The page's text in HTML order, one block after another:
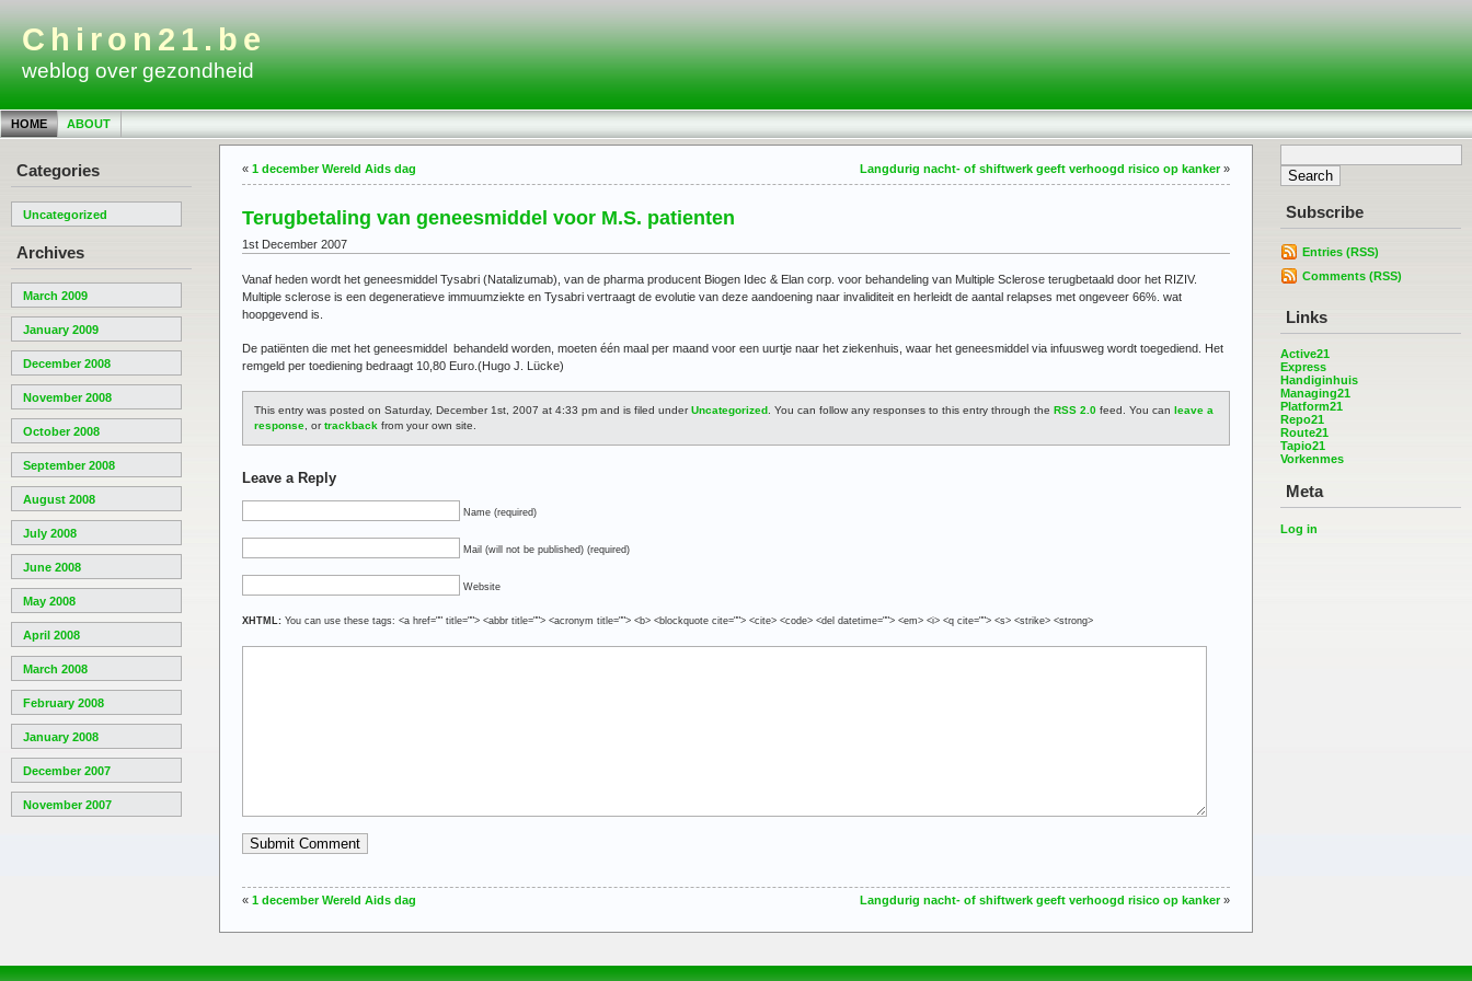
Chiron21.be
weblog over gezondheid
HOME ABOUT
Categories
Uncategorized
Archives
March 2009
January 2009
December 2008
November 2008
October 2008
September 2008
August 2008
July 2008
June 2008
May 2008
April 2008
March 2008
February 2008
January 2008
December 2007
November 2007
Subscribe
Entries (RSS)
Comments (RSS)
Links
Active21
Express
Handiginhuis
Managing21
Platform21
Repo21
Route21
Tapio21
Vorkenmes
Meta
Log in
« 1 december Wereld Aids dag Langdurig nacht- of shiftwerk geeft verhoogd risico op kanker»
Terugbetaling van geneesmiddel voor M.S. patienten
1st December 2007
Vanaf heden wordt het geneesmiddel Tysabri (Natalizumab), van de pharma producent Biogen Idec & Elan corp. voor behandeling van Multiple Sclerose terugbetaald door het RIZIV.
Multiple sclerose is een degeneratieve immuumziekte en Tysabri vertraagt de evolutie van deze aandoening naar invaliditeit en herleidt de aantal relapses met ongeveer 66%. wat
hoopgevend is.
De patiënten die met het geneesmiddel behandeld worden, moeten één maal per maand voor een uurtje naar het ziekenhuis, waar het geneesmiddel via infuusweg wordt toegediend. Het
remgeld per toediening bedraagt 10,80 Euro.(Hugo J. Lücke)
This entry was posted on Saturday, December 1st, 2007 at 4:33 pm and is filed underUncategorized . You can follow any responses to this entry through the RSS 2.0 feed. You can leave a
response , ortrackback from your own site.
Leave a Reply
Name (required)
Mail (will not be published) (required)
Website
XHTML: You can use these tags: <a href="" title=""> <abbr title=""> <acronym title=""> <b> <blockquote cite=""> <cite> <code> <del datetime=""> <em> <i> <q cite=""> <s> <strike> <strong>
« 1 december Wereld Aids dag Langdurig nacht- of shiftwerk geeft verhoogd risico op kanker»